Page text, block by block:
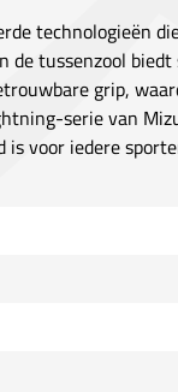
technologieën
de tussenzool
grip,
serie van
voor iedere